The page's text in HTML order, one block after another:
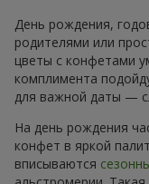
День рождения,
родителями или
цветы с конфетами
комплимента
для важной даты —
На день рождения
конфет в яркой
вписываются